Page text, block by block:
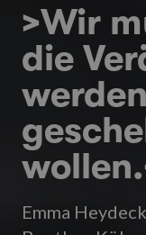
>Wir
die
Emma